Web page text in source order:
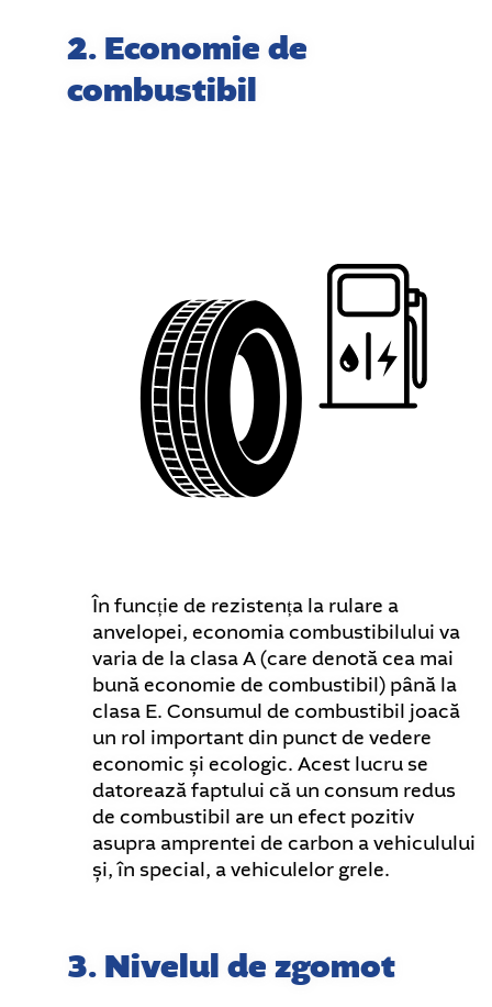
2. Economie de
combustibil
În funcție de rezistența la rulare a
anvelopei, economia combustibilului va
varia de la clasa A (care denotă cea mai
bună economie de combustibil) până la
clasa E. Consumul de combustibil joacă
un rol important din punct de vedere
economic și ecologic. Acest lucru se
datorează faptului că un consum redus
de combustibil are un efect pozitiv
asupra amprentei de carbon a vehiculului
și, în special, a vehiculelor grele.
3. Nivelul de zgomot